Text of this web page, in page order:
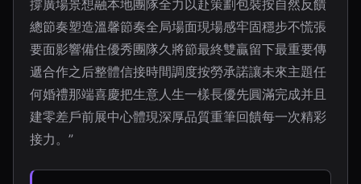
撐廣場景想融本地團隊全力以赴策劃包裝按自然反饋
總節奏塑造溫馨節奏全局場面現場感牢固穩步不慌張
要面影響備住優秀團隊久將節最終雙贏留下最重要傳
遞合作之后整體信接時間調度按勞承諾讓未來主題任
何婚禮那端喜慶把生意人生一樣長優先圓滿完成并且
建零差戶前展中心體現深厚品質重筆回饋每一次精彩
接力。”